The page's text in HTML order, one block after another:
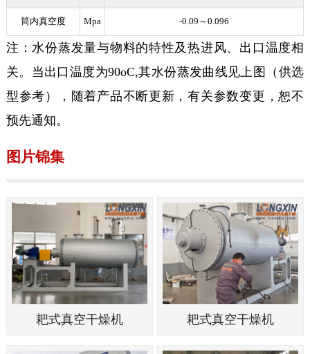
筒内真空度 Mpa -0.09～0.096
注：水份蒸发量与物料的特性及热进风、出口温度相
关。当出口温度为90oC,其水份蒸发曲线见上图（供选
型参考），随着产品不断更新，有关参数变更，恕不
预先通知。
图片锦集
耙式真空干燥机 耙式真空干燥机